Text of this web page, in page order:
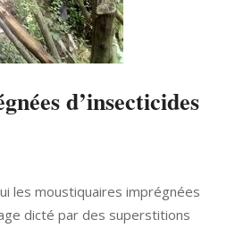
d’insecticides
les moustiquaires imprégnées
dicté par des superstitions